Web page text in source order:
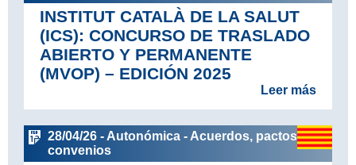
INSTITUT CATALÀ DE LA SALUT
(ICS): CONCURSO DE TRASLADO
ABIERTO Y PERMANENTE
(MVOP) – EDICIÓN 2025
Leer más
28/04/26 - Autonómica - Acuerdos, pactos y
convenios